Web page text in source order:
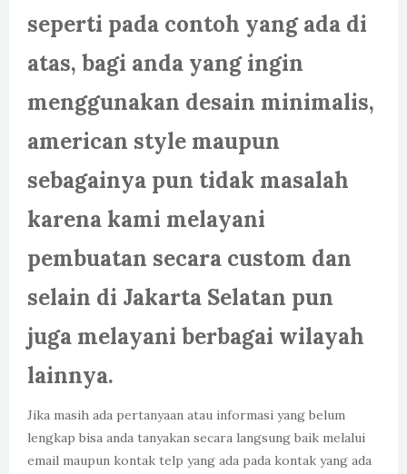
seperti pada contoh yang ada di
atas, bagi anda yang ingin
menggunakan desain minimalis,
american style maupun
sebagainya pun tidak masalah
karena kami melayani
pembuatan secara custom dan
selain di Jakarta Selatan pun
juga melayani berbagai wilayah
lainnya.
Jika masih ada pertanyaan atau informasi yang belum
lengkap bisa anda tanyakan secara langsung baik melalui
email maupun kontak telp yang ada pada kontak yang ada